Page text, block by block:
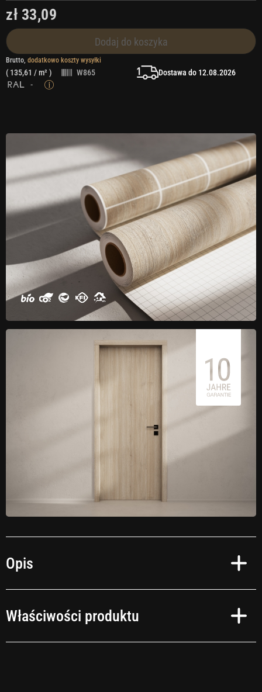
zł 33,09
Dodaj do koszyka
Brutto, dodatkowo koszty wysyłki
( 135,61 / m² )
W865
-
Dostawa do 12.08.2026
Opis
Niezależnie od tego, czy preferujesz okleinę samoprzylepną imitującą
Właściwości produktu